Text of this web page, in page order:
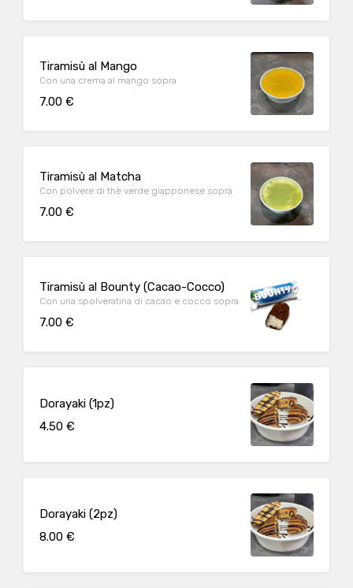
Tiramisù al Mango
Con una crema al mango sopra
7.00 €
Tiramisù al Matcha
Con polvere di thè verde giapponese sopra
7.00 €
Tiramisù al Bounty (Cacao-Cocco)
Con una spolveratina di cacao e cocco sopra
7.00 €
Dorayaki (1pz)
4.50 €
Dorayaki (2pz)
8.00 €